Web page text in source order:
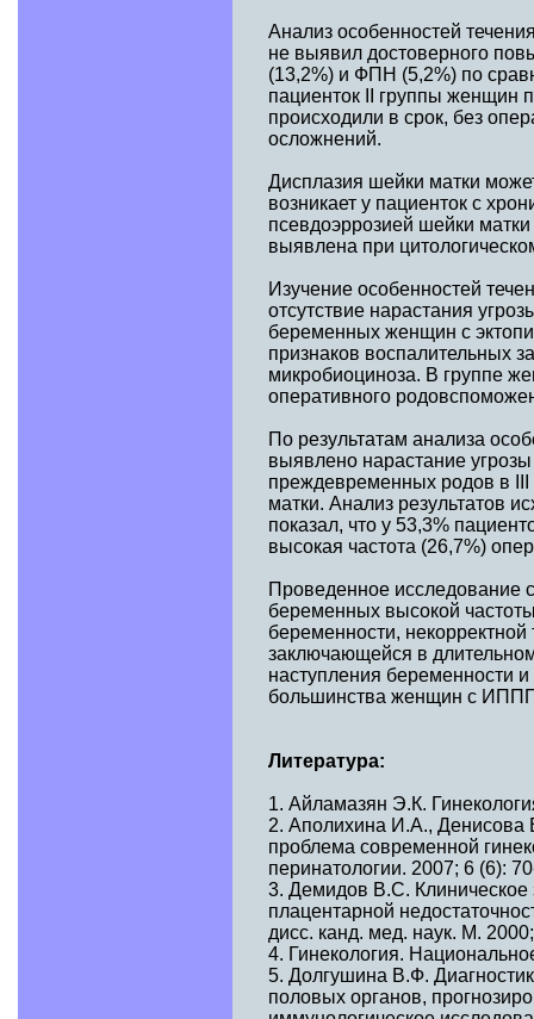
Анализ особенностей
не выявил достоверного
(13,2%) и ФПН (5,2%) по
пациенток II группы женщин
происходили в срок, без
осложнений.
Дисплазия шейки матки
возникает у пациенток с
псевдоэррозией шейки
выявлена при
Изучение особенностей
отсутствие нарастания
беременных женщин с
признаков воспалительных
микробиоциноза. В группе
оперативного
По результатам анализа
выявлено нарастание
преждевременных родов в
матки. Анализ результатов
показал, что у 53,3%
высокая частота (26,7%)
Проведенное исследование
беременных высокой
беременности,
заключающейся в
наступления беременности и
большинства женщин с
Литература:
1. Айламазян Э.К.
2. Аполихина И.А., Денисова
проблема современной
перинатологии. 2007; 6 (6):
3. Демидов B.C. Клиническое
плацентарной
дисс. канд. мед. наук. М.
4. Гинекология.
5. Долгушина В.Ф.
половых органов,